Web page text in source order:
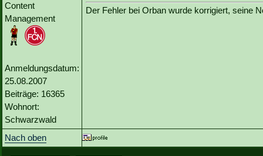
Content
Management
Anmeldungsdatum:
25.08.2007
Beiträge: 16365
Wohnort:
Schwarzwald
Der Fehler bei Orban wurde korrigiert, seine
Nach oben